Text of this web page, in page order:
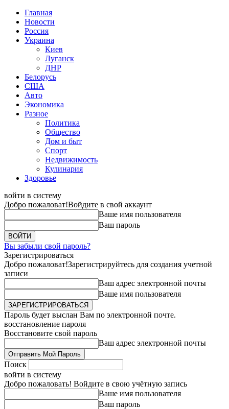
Главная
Новости
Россия
Украина
Киев
Луганск
ДНР
Белорусь
США
Авто
Экономика
Разное
Политика
Общество
Дом и быт
Спорт
Недвижимость
Кулинария
Здоровье
войти в систему
Добро пожаловат!Войдите в свой аккаунт
Ваше имя пользователя
Ваш пароль
Вы забыли свой пароль?
Зарегистрироваться
Добро пожаловат!Зарегистрируйтесь для создания учетной
записи
Ваш адрес электронной почты
Ваше имя пользователя
Пароль будет выслан Вам по электронной почте.
восстановление пароля
Восстановите свой пароль
Ваш адрес электронной почты
Поиск
войти в систему
Добро пожаловать! Войдите в свою учётную запись
Ваше имя пользователя
Ваш пароль